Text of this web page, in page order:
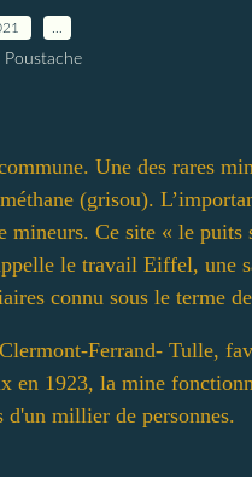
Poustache
Une des rares
(grisou).
mineurs. Ce site « le puits
le travail Eiffel, une
connu sous le terme
Ferrand- Tulle,
en 1923, la mine
millier de personnes.